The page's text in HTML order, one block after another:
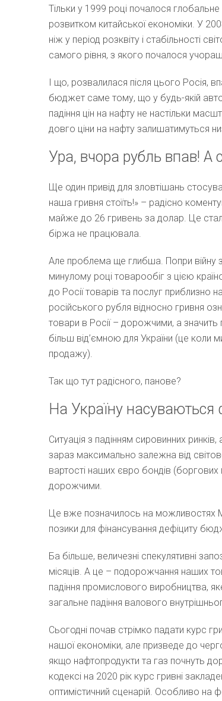
Тільки у 1999 році почалося
розвитком китайської економіки. У
ніж у період розквіту і стабільності
самого рівня, з якого почалося
І що, розвалилася після цього Росія,
бюджет саме тому, що у будь-якій
падіння цін на нафту не настільки
довго ціни на нафту залишатимуться
Ура, вчора рубль впав! А
Ще один привід для зловтішань
наша гривня стоїть!» – радісно
майже до 26 гривень за долар. Це
біржа не працювала.
Але проблема ще глибша. Попри війну
минулому році товарообіг з цією
до Росії товарів та послуг приблизно
російського рубля відносно гривня
товари в Росії – дорожчими, а
більш від’ємною для України (це коли
продажу).
Так що тут радісного, панове?
На Україну насуваються
Ситуація з падінням сировинних ринків,
зараз максимально залежна від
вартості наших євро бондів (боргових
дорожчими.
Це вже позначилось на можливостях
позики для фінансування дефіциту
Ба більше, величезні спекулятивні
місяців. А це – подорожчання наших
падіння промислового виробництва,
загальне падіння валового
Сьогодні почав стрімко падати курс
нашої економіки, але призведе до
якщо нафтопродукти та газ почнуть
кодексі на 2020 рік курс гривні
оптимістичний сценарій. Особливо